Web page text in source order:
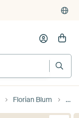
Florian Blum